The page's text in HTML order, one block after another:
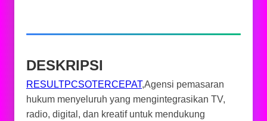
DESKRIPSI
RESULTPCSOTERCEPAT,Agensi pemasaran
hukum menyeluruh yang mengintegrasikan TV,
radio, digital, dan kreatif untuk mendukung